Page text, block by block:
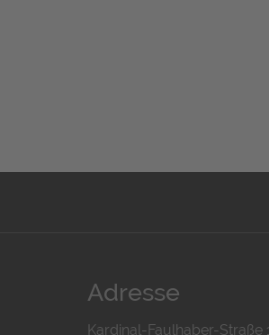
Adresse
Kardinal-Faulhaber-Straße